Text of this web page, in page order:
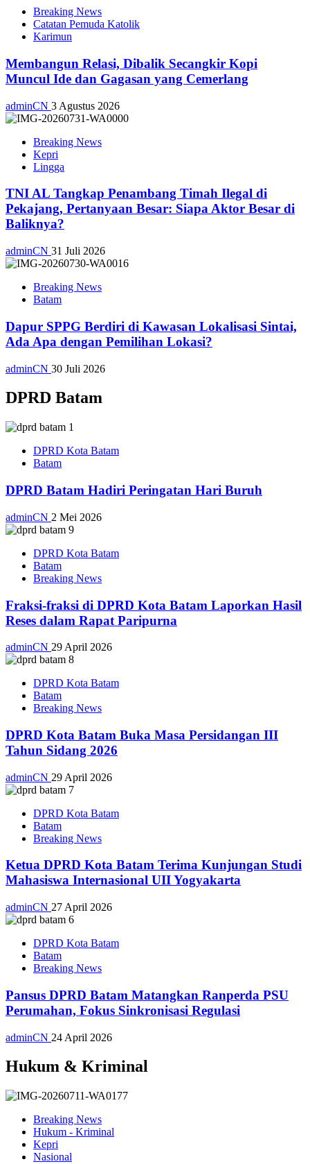
Breaking News
Catatan Pemuda Katolik
Karimun
Membangun Relasi, Dibalik Secangkir Kopi
Muncul Ide dan Gagasan yang Cemerlang
adminCN 3 Agustus 2026
Breaking News
Kepri
Lingga
TNI AL Tangkap Penambang Timah Ilegal di
Pekajang, Pertanyaan Besar: Siapa Aktor Besar di
Baliknya?
adminCN 31 Juli 2026
Breaking News
Batam
Dapur SPPG Berdiri di Kawasan Lokalisasi Sintai,
Ada Apa dengan Pemilihan Lokasi?
adminCN 30 Juli 2026
DPRD Batam
DPRD Kota Batam
Batam
DPRD Batam Hadiri Peringatan Hari Buruh
adminCN 2 Mei 2026
DPRD Kota Batam
Batam
Breaking News
Fraksi-fraksi di DPRD Kota Batam Laporkan Hasil
Reses dalam Rapat Paripurna
adminCN 29 April 2026
DPRD Kota Batam
Batam
Breaking News
DPRD Kota Batam Buka Masa Persidangan III
Tahun Sidang 2026
adminCN 29 April 2026
DPRD Kota Batam
Batam
Breaking News
Ketua DPRD Kota Batam Terima Kunjungan Studi
Mahasiswa Internasional UII Yogyakarta
adminCN 27 April 2026
DPRD Kota Batam
Batam
Breaking News
Pansus DPRD Batam Matangkan Ranperda PSU
Perumahan, Fokus Sinkronisasi Regulasi
adminCN 24 April 2026
Hukum & Kriminal
Breaking News
Hukum - Kriminal
Kepri
Nasional